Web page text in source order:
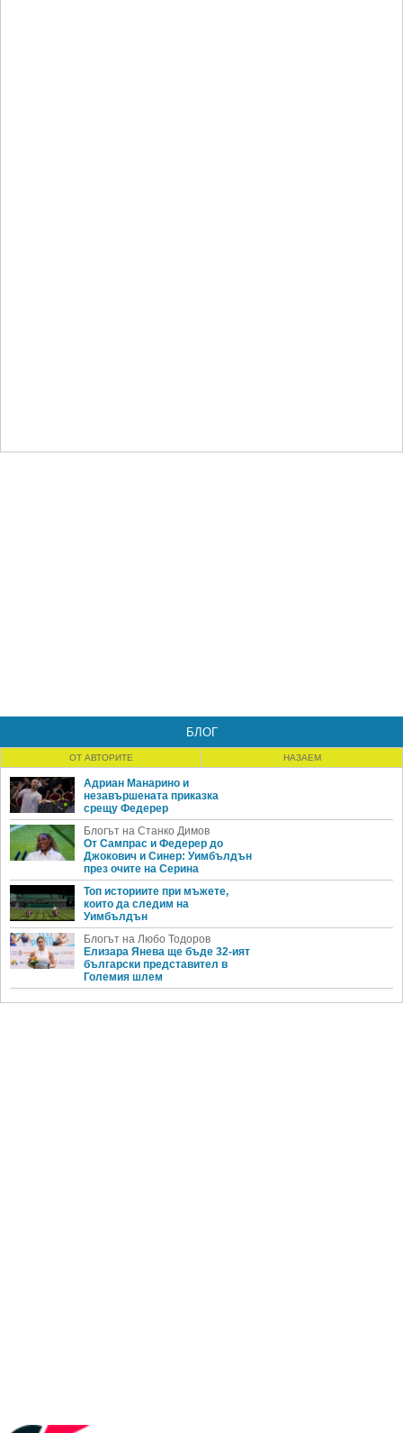
БЛОГ
ОТ АВТОРИТЕ НАЗАЕМ
Адриан Манарино и
незавършената приказка
срещу Федерер
Блогът на Станко Димов
От Сампрас и Федерер до
Джокович и Синер: Уимбълдън
през очите на Серина
Топ историите при мъжете,
които да следим на
Уимбълдън
Блогът на Любо Тодоров
Елизара Янева ще бъде 32-ият
български представител в
Големия шлем